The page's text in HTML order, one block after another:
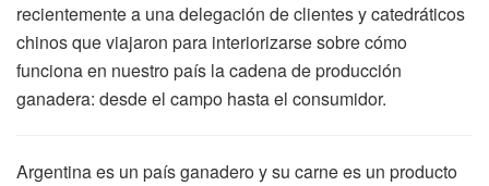
recientemente a una delegación de clientes y catedráticos
chinos que viajaron para interiorizarse sobre cómo
funciona en nuestro país la cadena de producción
ganadera: desde el campo hasta el consumidor.
Argentina es un país ganadero y su carne es un producto